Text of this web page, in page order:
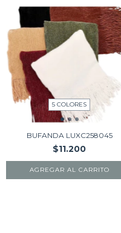
5 COLORES
BUFANDA LUXC258045
$11.200
AGREGAR AL CARRITO